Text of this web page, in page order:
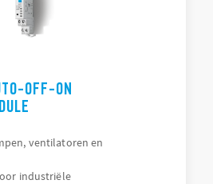
OFF-ON
ventilatoren en
industriële